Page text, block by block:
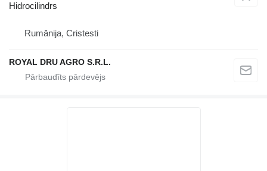
Hidrocilindrs
Rumānija, Cristesti
ROYAL DRU AGRO S.R.L.